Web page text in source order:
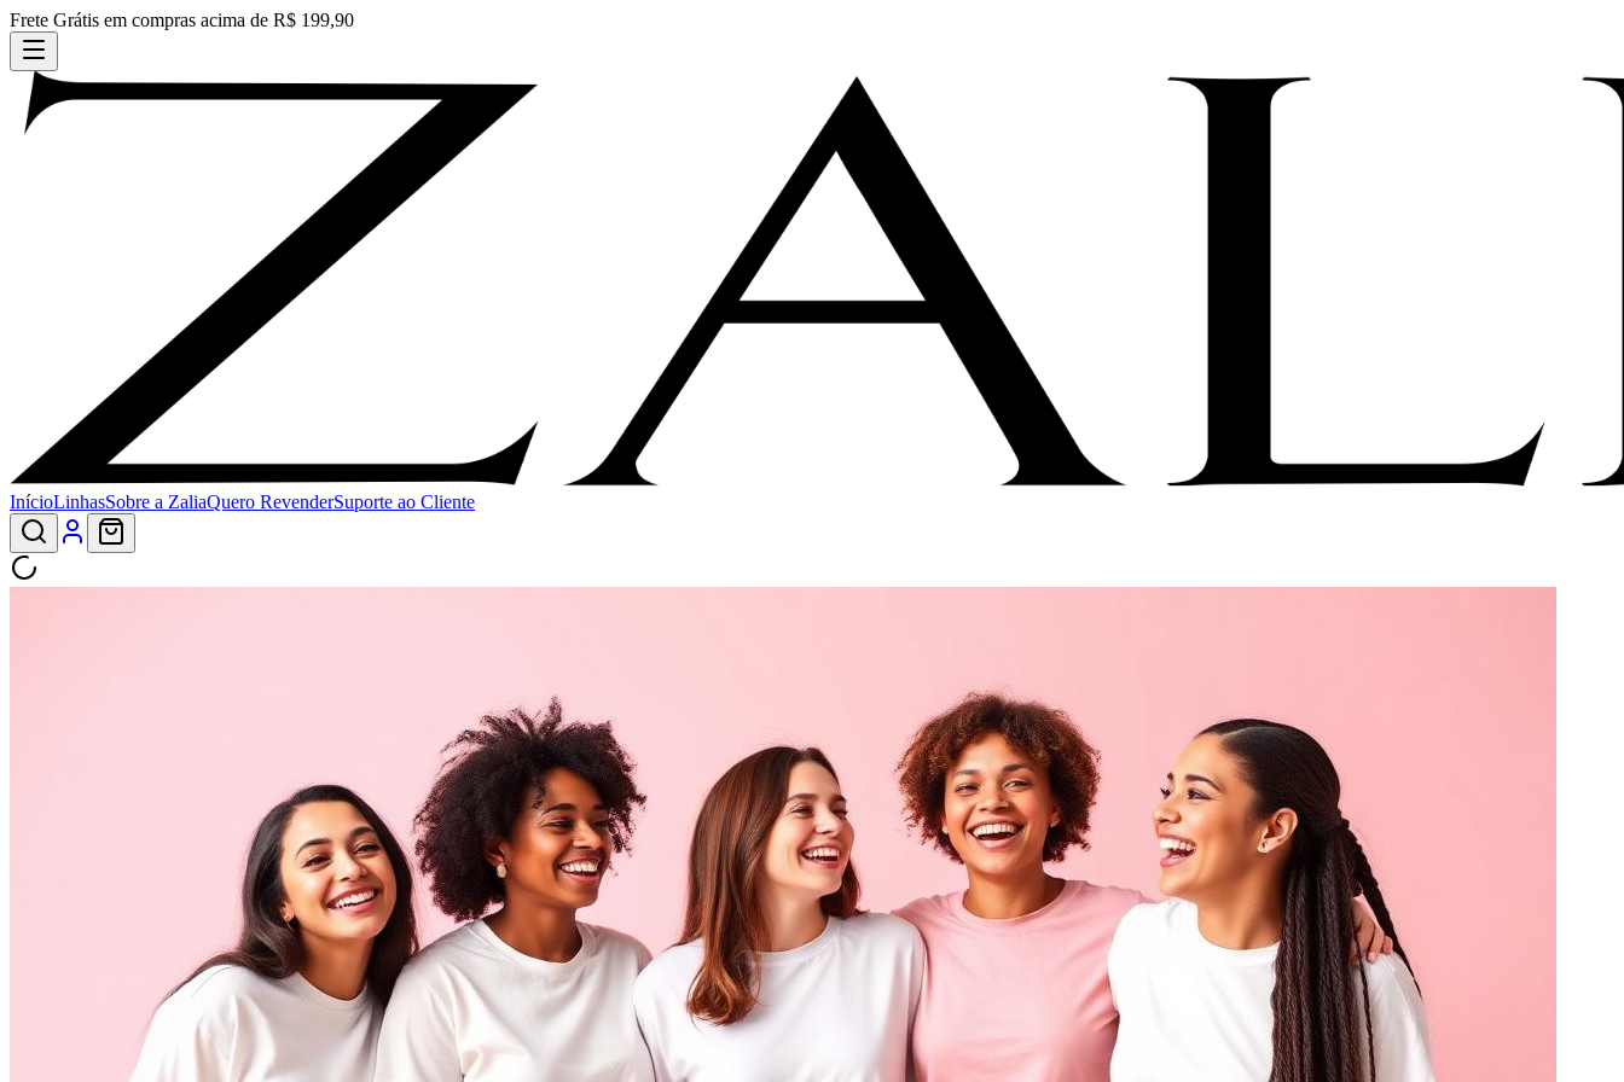
Frete Grátis em compras acima de R$ 199,90
InícioLinhasSobre a ZaliaQuero RevenderSuporte ao Cliente